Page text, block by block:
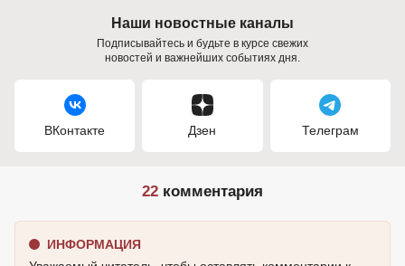
Наши новостные каналы
Подписывайтесь и будьте в курсе свежих
новостей и важнейших событиях дня.
ВКонтакте Дзен Телеграм
22 комментария
ИНФОРМАЦИЯ